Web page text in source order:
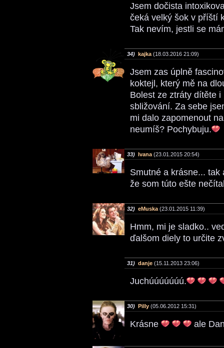
Jsem dočista
čeká velký šok v příští
Tak nevím, jestli se
34) kajka (18.03.2016 21:09)
Jsem zas úplně
koktejl, který mě na
Bolest ze ztráty dítěte
sbližování. Za sebe
mi dalo zapomenout
neumíš? Pochybuju.
33) Ivana (23.01.2015 20:54)
Smutné a krásne...
že som túto ešte
32) eMuska (23.01.2015 11:39)
Hmm, mi je sladko..
ďalšom diely to určite
31) danje (15.11.2013 23:06)
Juchúúúúúúú.
30) Pilly (05.06.2012 15:31)
Krásne ale